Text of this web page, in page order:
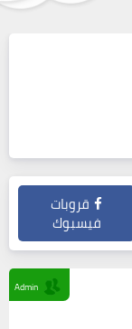
قروبات
فيسبوك
Admin